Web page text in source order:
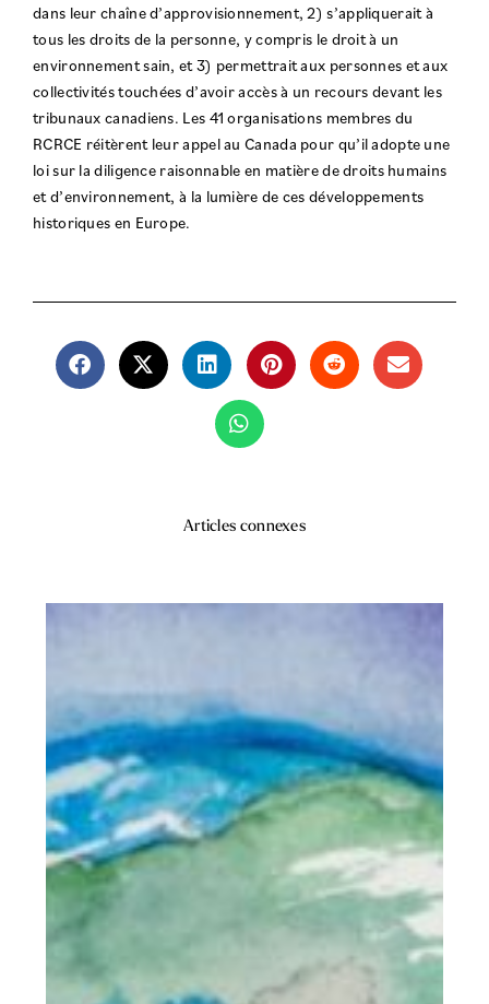
dans leur chaîne d’approvisionnement, 2) s’appliquerait à
tous les droits de la personne, y compris le droit à un
environnement sain, et 3) permettrait aux personnes et aux
collectivités touchées d’avoir accès à un recours devant les
tribunaux canadiens. Les 41 organisations membres du
RCRCE réitèrent leur appel au Canada pour qu’il adopte une
loi sur la diligence raisonnable en matière de droits humains
et d’environnement, à la lumière de ces développements
historiques en Europe.
Articles connexes